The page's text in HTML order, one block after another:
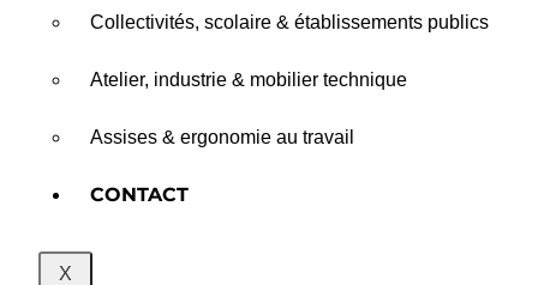
Collectivités, scolaire & établissements publics
Atelier, industrie & mobilier technique
Assises & ergonomie au travail
CONTACT
X